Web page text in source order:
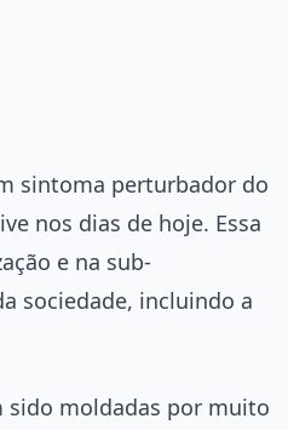
sintoma perturbador do
nos dias de hoje. Essa
e na sub-
sociedade, incluindo a
sido moldadas por muito